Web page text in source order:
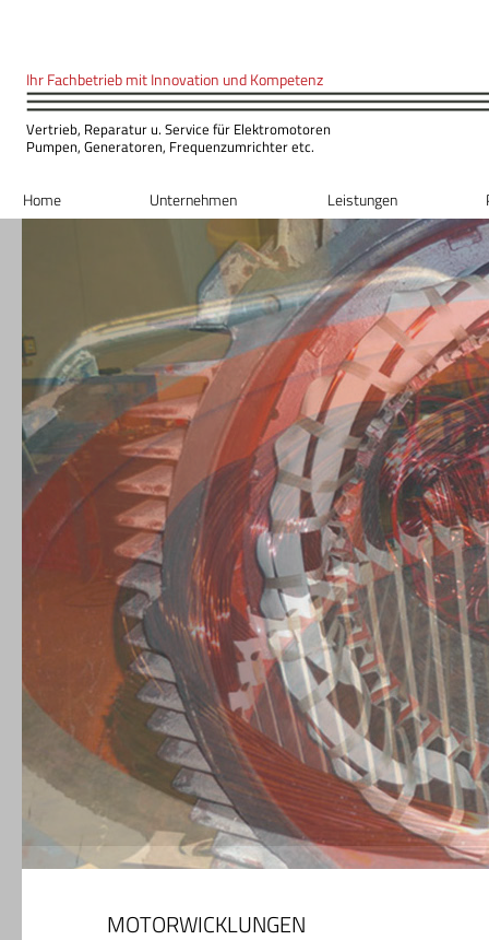
Ihr Fachbetrieb mit Innovation und Kompetenz
Vertrieb, Reparatur u. Service für Elektromotoren
Pumpen, Generatoren, Frequenzumrichter etc.
Home Unternehmen Leistungen
MOTORWICKLUNGEN